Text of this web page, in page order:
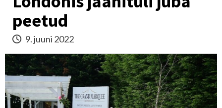
peetud
9. juuni 2022